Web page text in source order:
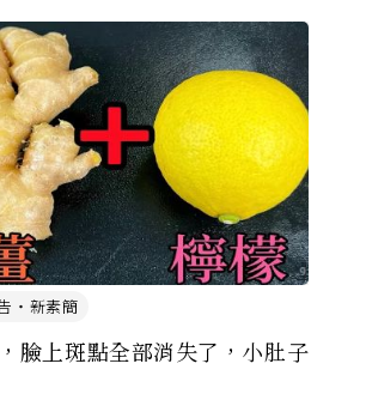
臉上斑點全部消失了，小肚子
・新素簡